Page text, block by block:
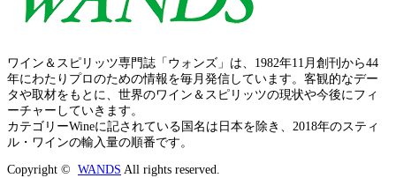
ワイン＆スピリッツ専門誌「ウォンズ」は、1982年11月創刊から44
年にわたりプロのための情報を毎月発信しています。客観的なデー
タや取材をもとに、世界のワイン＆スピリッツの現状や今後にフィ
ーチャーしていきます。
カテゴリーWineに記されている国名は日本を除き、2018年のスティ
ル・ワインの輸入量の順番です。
Copyright © WANDS All rights reserved.